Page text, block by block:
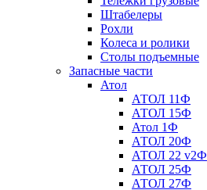
Штабелеры
Рохли
Колеса и ролики
Столы подъемные
Запасные части
Атол
АТОЛ 11Ф
АТОЛ 15Ф
Атол 1Ф
АТОЛ 20Ф
АТОЛ 22 v2Ф
АТОЛ 25Ф
АТОЛ 27Ф